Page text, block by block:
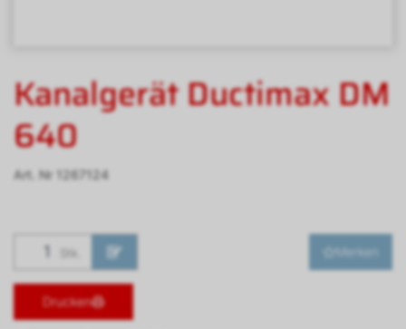
Kanalgerät Ductimax DM
640
Art. Nr 1267124
Stk. Merken
Drucken